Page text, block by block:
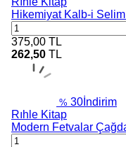
Hikemiyat Kalb-i
375,00 TL
262,50 TL
% 30 İndirim
Rıhle Kitap
Modern Fetvalar